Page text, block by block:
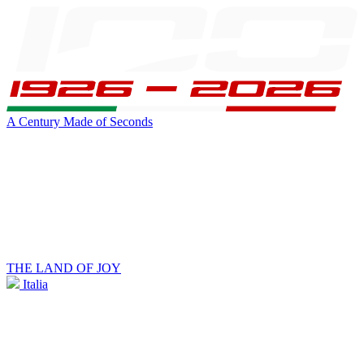
A Century Made of Seconds
THE LAND OF JOY
Italia